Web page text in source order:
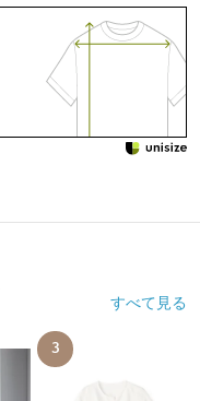
すべて見る
3